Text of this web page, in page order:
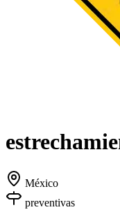
México
preventivas